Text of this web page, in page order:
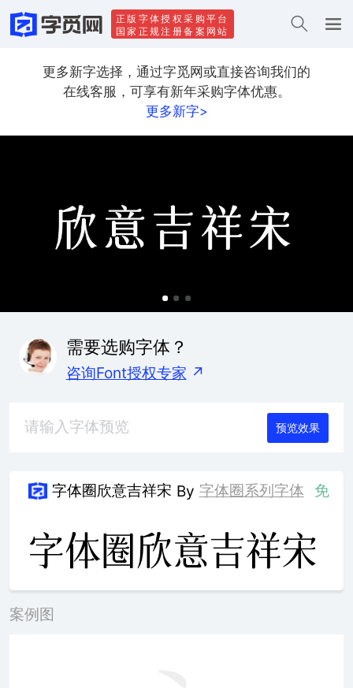
正版字体授权采购平台
国家正规注册备案网站
更多新字选择，通过字觅网或直接咨询我们的
在线客服，可享有新年采购字体优惠。
更多新字>
需要选购字体？
咨询Font授权专家 ↗
预览效果
字体圈欣意吉祥宋 By 字体圈系列字体 免
案例图